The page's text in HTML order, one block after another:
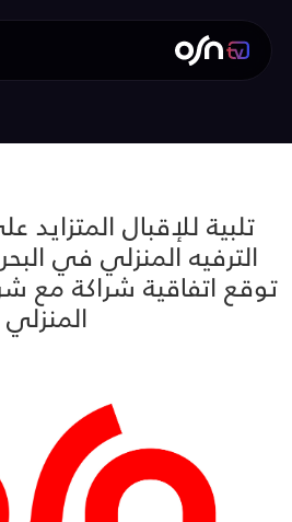
تلبية للإقبال
توقع اتفاقية شراكة مع
المنزلي